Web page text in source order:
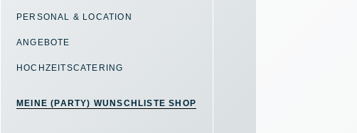
PERSONAL & LOCATION
ANGEBOTE
HOCHZEITSCATERING
MEINE (PARTY) WUNSCHLISTE SHOP